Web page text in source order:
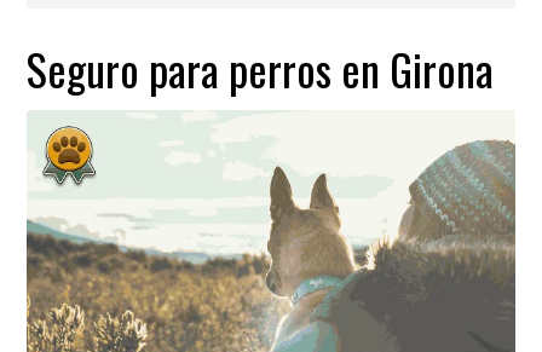
Seguro para perros en Girona